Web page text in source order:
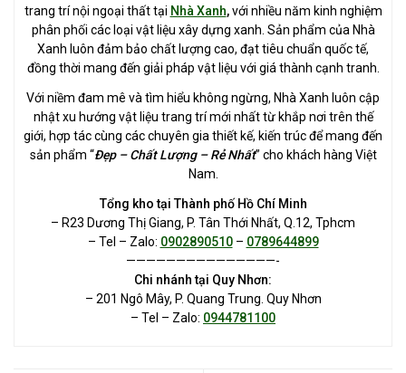
trang trí nội ngoại thất tại Nhà Xanh,với nhiều năm kinh nghiệm
phân phối các loại vật liệu xây dựng xanh. Sản phẩm của Nhà
Xanh luôn đảm bảo chất lượng cao, đạt tiêu chuẩn quốc tế,
đồng thời mang đến giải pháp vật liệu với giá thành cạnh tranh.
Với niềm đam mê và tìm hiểu không ngừng, Nhà Xanh luôn cập
nhật xu hướng vật liệu trang trí mới nhất từ khắp nơi trên thế
giới, hợp tác cùng các chuyên gia thiết kế, kiến trúc để mang đến
sản phẩm “Đẹp – Chất Lượng – Rẻ Nhất” cho khách hàng Việt
Nam.
Tổng kho tại Thành phố Hồ Chí Minh
– R23 Dương Thị Giang, P. Tân Thới Nhất, Q.12, Tphcm
– Tel – Zalo: 0902890510– 0789644899
———————————————-
Chi nhánh tại Quy Nhơn:
– 201 Ngô Mây, P. Quang Trung. Quy Nhơn
– Tel – Zalo: 0944781100